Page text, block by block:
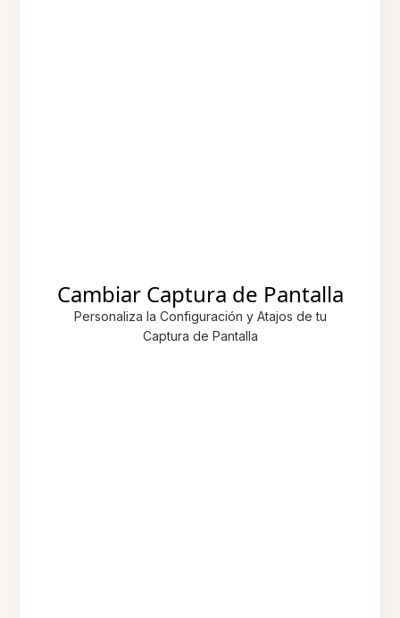
Cambiar Captura de Pantalla
Personaliza la Configuración y Atajos de tu
Captura de Pantalla